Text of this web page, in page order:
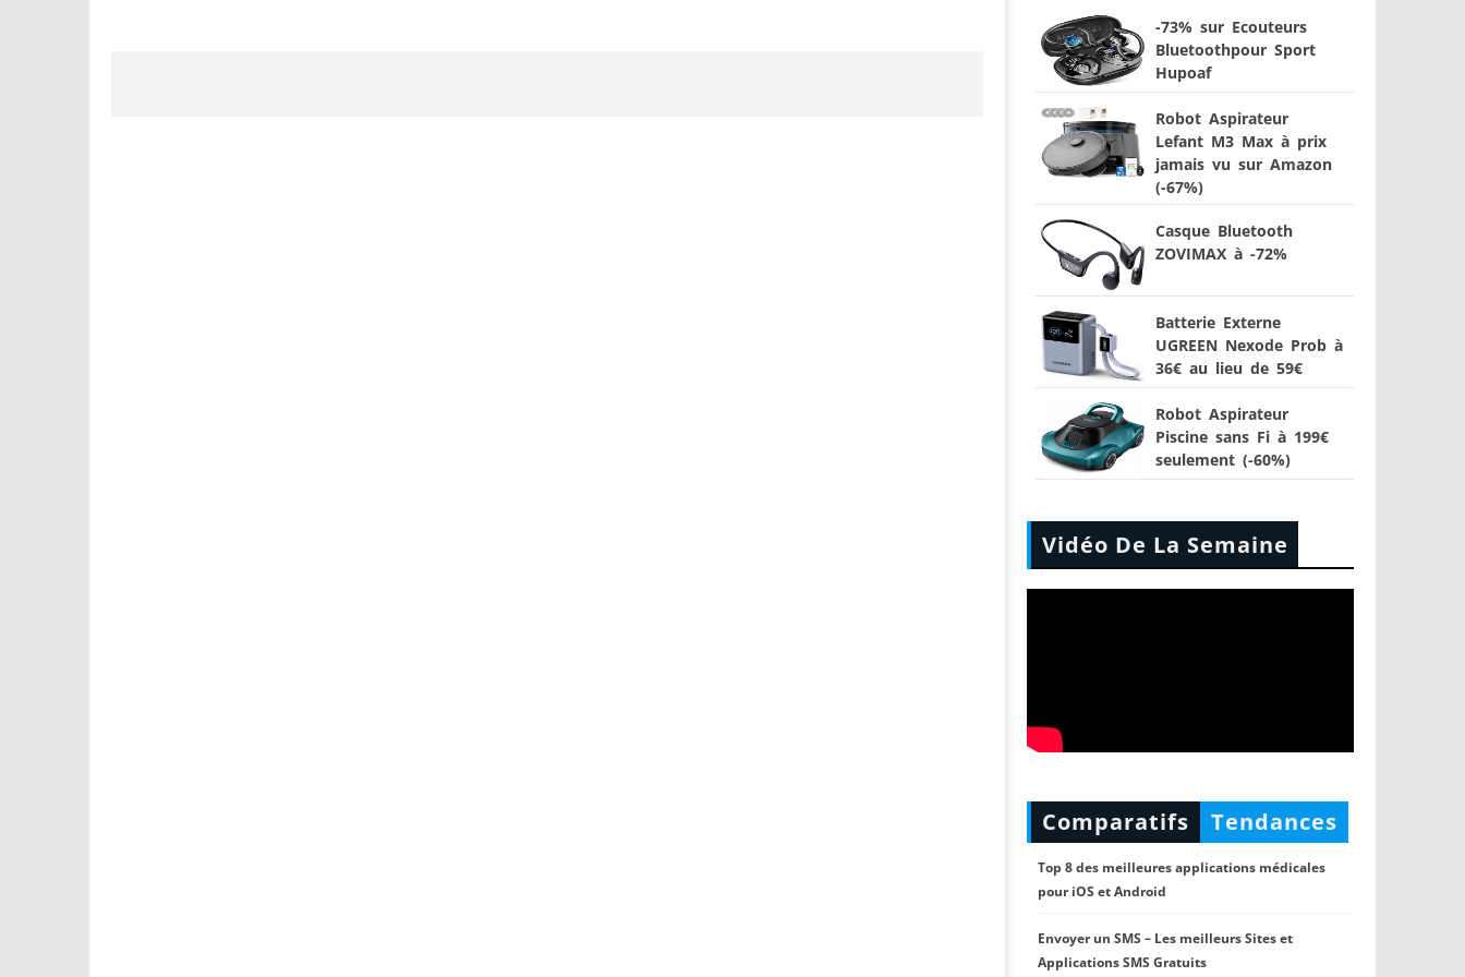
-73% sur Ecouteurs
Bluetoothpour Sport
Hupoaf
Robot Aspirateur
Lefant M3 Max à prix
jamais vu sur Amazon
(-67%)
Casque Bluetooth
ZOVIMAX à -72%
Batterie Externe
UGREEN Nexode Prob à
36€ au lieu de 59€
Robot Aspirateur
Piscine sans Fi à 199€
seulement (-60%)
Vidéo De La Semaine
Comparatifs Tendances
Top 8 des meilleures applications médicales
pour iOS et Android
Envoyer un SMS – Les meilleurs Sites et
Applications SMS Gratuits